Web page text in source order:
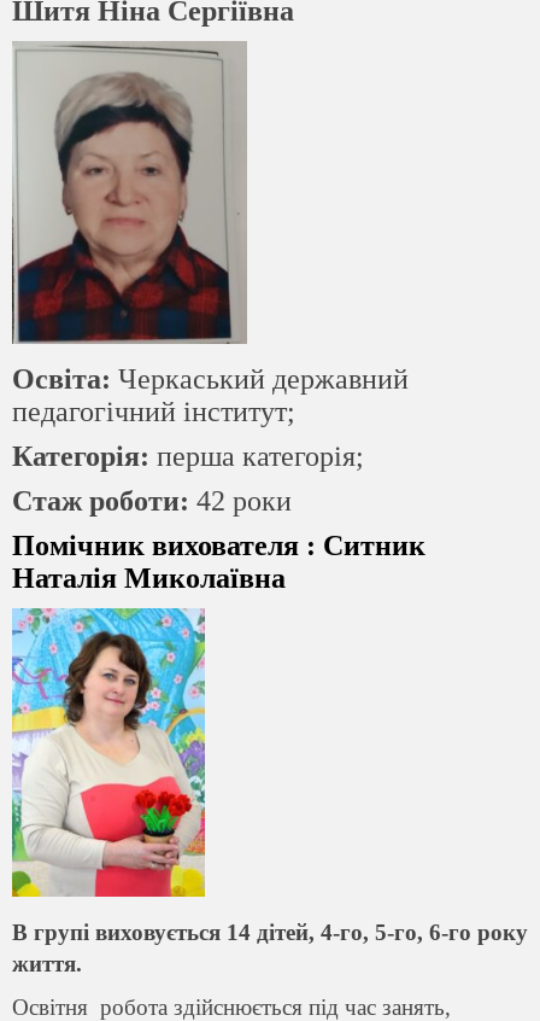
Шитя Ніна Сергіївна
Освіта: Черкаський державний
педагогічний інститут;
Категорія: перша категорія;
Стаж роботи: 42 роки
Помічник вихователя : Ситник
Наталія Миколаївна
В групі виховується 14 дітей, 4-го, 5-го, 6-го року
життя.
Освітня робота здійснюється під час занять,